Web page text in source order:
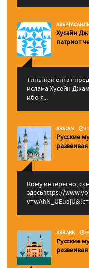
АЗЕР
Хусейн
патриот
Типы как ентот
ислама Хусейн
ибо я...
ARSLAN
Русские
Кому интересно,
здесьhttps://
KRR AKK
Русские